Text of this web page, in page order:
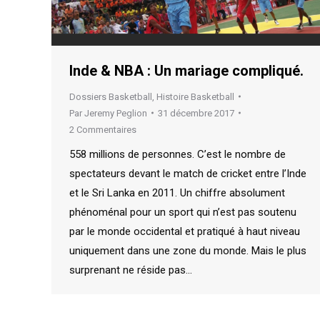
Inde & NBA : Un mariage compliqué.
Dossiers Basketball Histoire Basketball
Par Jeremy Peglion
31 décembre 2017
2 Commentaires
558 millions de personnes. C’est le nombre de
spectateurs devant le match de cricket entre l’Inde
et le Sri Lanka en 2011. Un chiffre absolument
phénoménal pour un sport qui n’est pas soutenu
par le monde occidental et pratiqué à haut niveau
uniquement dans une zone du monde. Mais le plus
surprenant ne réside pas…